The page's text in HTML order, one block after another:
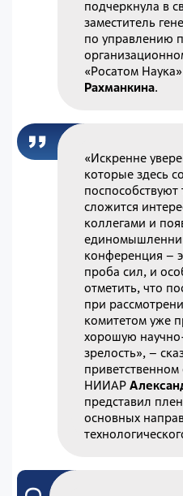
подчеркнула в
заместитель
по управлению
«Росатом Наука»
Рахманкина.
«Искренне
которые здесь
поспособствуют
сложится
коллегами и
конференция –
проба сил, и
отметить, что
при
комитетом уже
хорошую
зрелость», –
НИИАР
представил
основных